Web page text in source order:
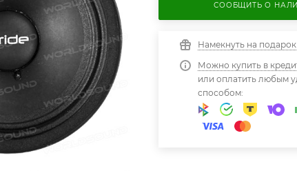
СООБЩИТЬ О
Намекнуть на подарок
Можно купить в
или оплатить любым
способом: